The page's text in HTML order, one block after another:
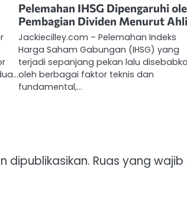
Pelemahan IHSG Dipengaruhi
Pembagian Dividen Menurut Ahli
Jackiecilley.com – Pelemahan Indeks
Harga Saham Gabungan (IHSG) yang
terjadi sepanjang pekan lalu
oleh berbagai faktor teknis dan
fundamental,…
dipublikasikan. Ruas yang